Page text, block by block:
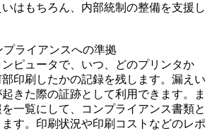
はもちろん、内部統制の整備を支援し
ライアンスへの準拠
ピュータで、いつ、どのプリンタか
印刷したかの記録を残します。漏えい
きた際の証跡として利用できます。ま
一覧にして、コンプライアンス書類と
ます。印刷状況や印刷コストなどのレポ